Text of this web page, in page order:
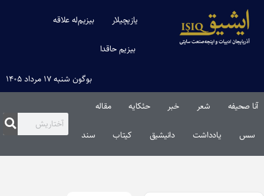
یازیچیلار بیزیم‌له علاقه
بیزیم حاقدا
بوگون شنبه ۱۷ مرداد ۱۴۰۵
صحیفه شعر خبر حئکایه مقاله‌
سس یادداشت دانیشیق کیتاب سند